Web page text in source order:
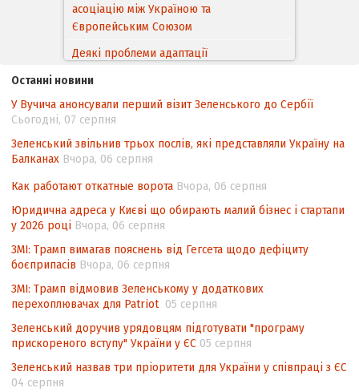
асоціацію між Україною та
Європейським Cоюзом
Деякі проблеми адаптації
походження товарів відповідно до
Угоди про торговельні аспекти прав
інтелектуальної власності (TRIPS) у
контексті євроінтеграції
Аналіз виборчого законодавства щодо
невизначеності механізму повторного
підрахунку голосів виборців
Інформаційна безпека суспільства
Останні новини
У Вучича анонсували перший візит Зеленського до Сербії
Сьогодні, 07 серпня
Зеленський звільнив трьох послів, які представляли Україну на
Балканах Вчора, 06 серпня
Как работают откатные ворота Вчора, 06 серпня
Юридична адреса у Києві що обирають малий бізнес і стартапи
у 2026 році Вчора, 06 серпня
ЗМІ: Трамп вимагав пояснень від Гегсета щодо дефіциту
боєприпасів Вчора, 06 серпня
ЗМІ: Трамп відмовив Зеленському у додаткових
перехоплювачах для Patriot 05 серпня
Зеленський доручив урядовцям підготувати "програму
прискореного вступу" України у ЄС 05 серпня
Зеленський назвав три пріоритети для України у співпраці з ЄС
04 серпня